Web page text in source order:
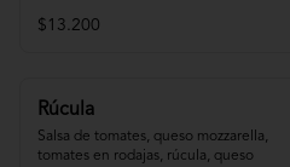
$13.200
Rúcula
Salsa de tomates, queso mozzarella,
tomates en rodajas, rúcula, queso